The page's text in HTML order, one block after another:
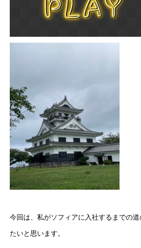
今回は、私がソフィアに入社するまでの
たいと思います。